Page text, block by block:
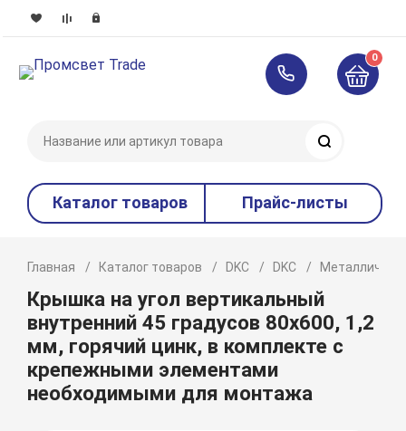
0
Каталог товаров Прайс-листы
Главная Каталог товаров DKC DKC
Крышка на угол вертикальный
внутренний 45 градусов 80х600, 1,2
мм, горячий цинк, в комплекте с
крепежными элементами
необходимыми для монтажа